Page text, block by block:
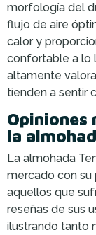
morfología del
flujo de aire
calor y
confortable a lo
altamente
tienden a sentir
Opiniones
la
La almohada
mercado con su
aquellos que
reseñas de sus
ilustrando tanto